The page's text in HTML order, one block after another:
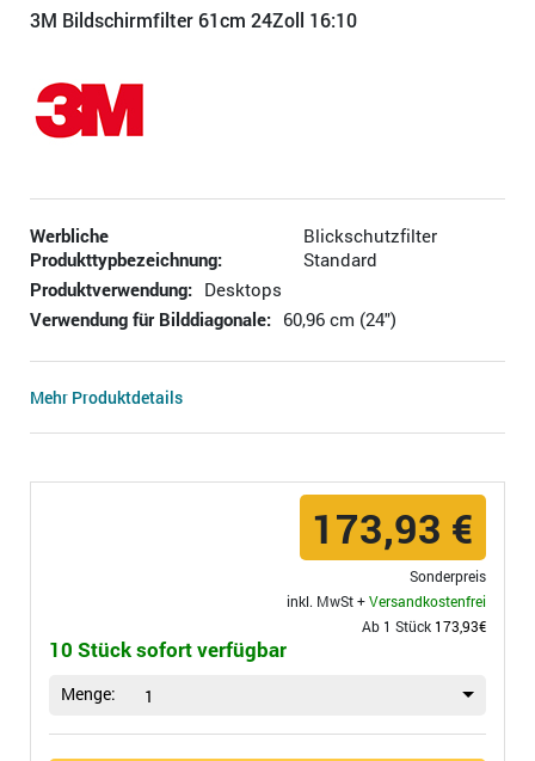
3M Bildschirmfilter 61cm 24Zoll 16:10
Werbliche
Produkttypbezeichnung:
Blickschutzfilter
Standard
Produktverwendung: Desktops
Verwendung für Bilddiagonale: 60,96 cm (24")
Mehr Produktdetails
173,93 €
Sonderpreis
inkl. MwSt +Versandkostenfrei
Ab 1 Stück 173,93€
10 Stück sofort verfügbar
Menge: 1